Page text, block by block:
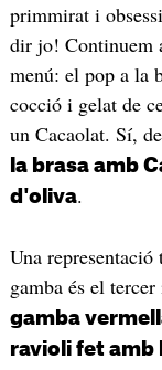
primmirat i
dir jo! Continuem
menú: el pop a la
cocció i gelat de
un Cacaolat. Sí,
la brasa amb
d'oliva.
Una
gamba és el
gamba
ravioli fet amb